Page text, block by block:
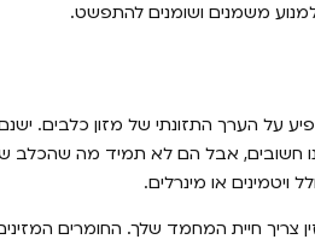
למנוע משמנים ושומנים להתפשט.
על הערך התזונתי של מזון כלבים.
חשובים, אבל הם לא תמיד מה שהכלב
ויטמינים או מינרלים.
חיית המחמד שלך. החומרים